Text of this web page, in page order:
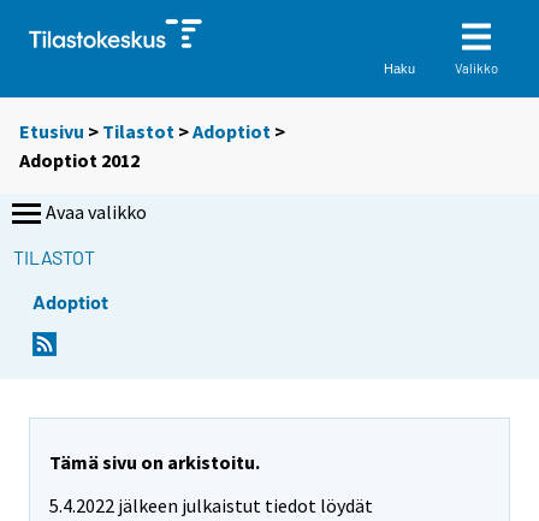
Haku Valikko
Etusivu > Tilastot >Adoptiot >
Adoptiot 2012
Avaa valikko
TILASTOT
Adoptiot
Tämä sivu on arkistoitu.
5.4.2022 jälkeen julkaistut tiedot löydät